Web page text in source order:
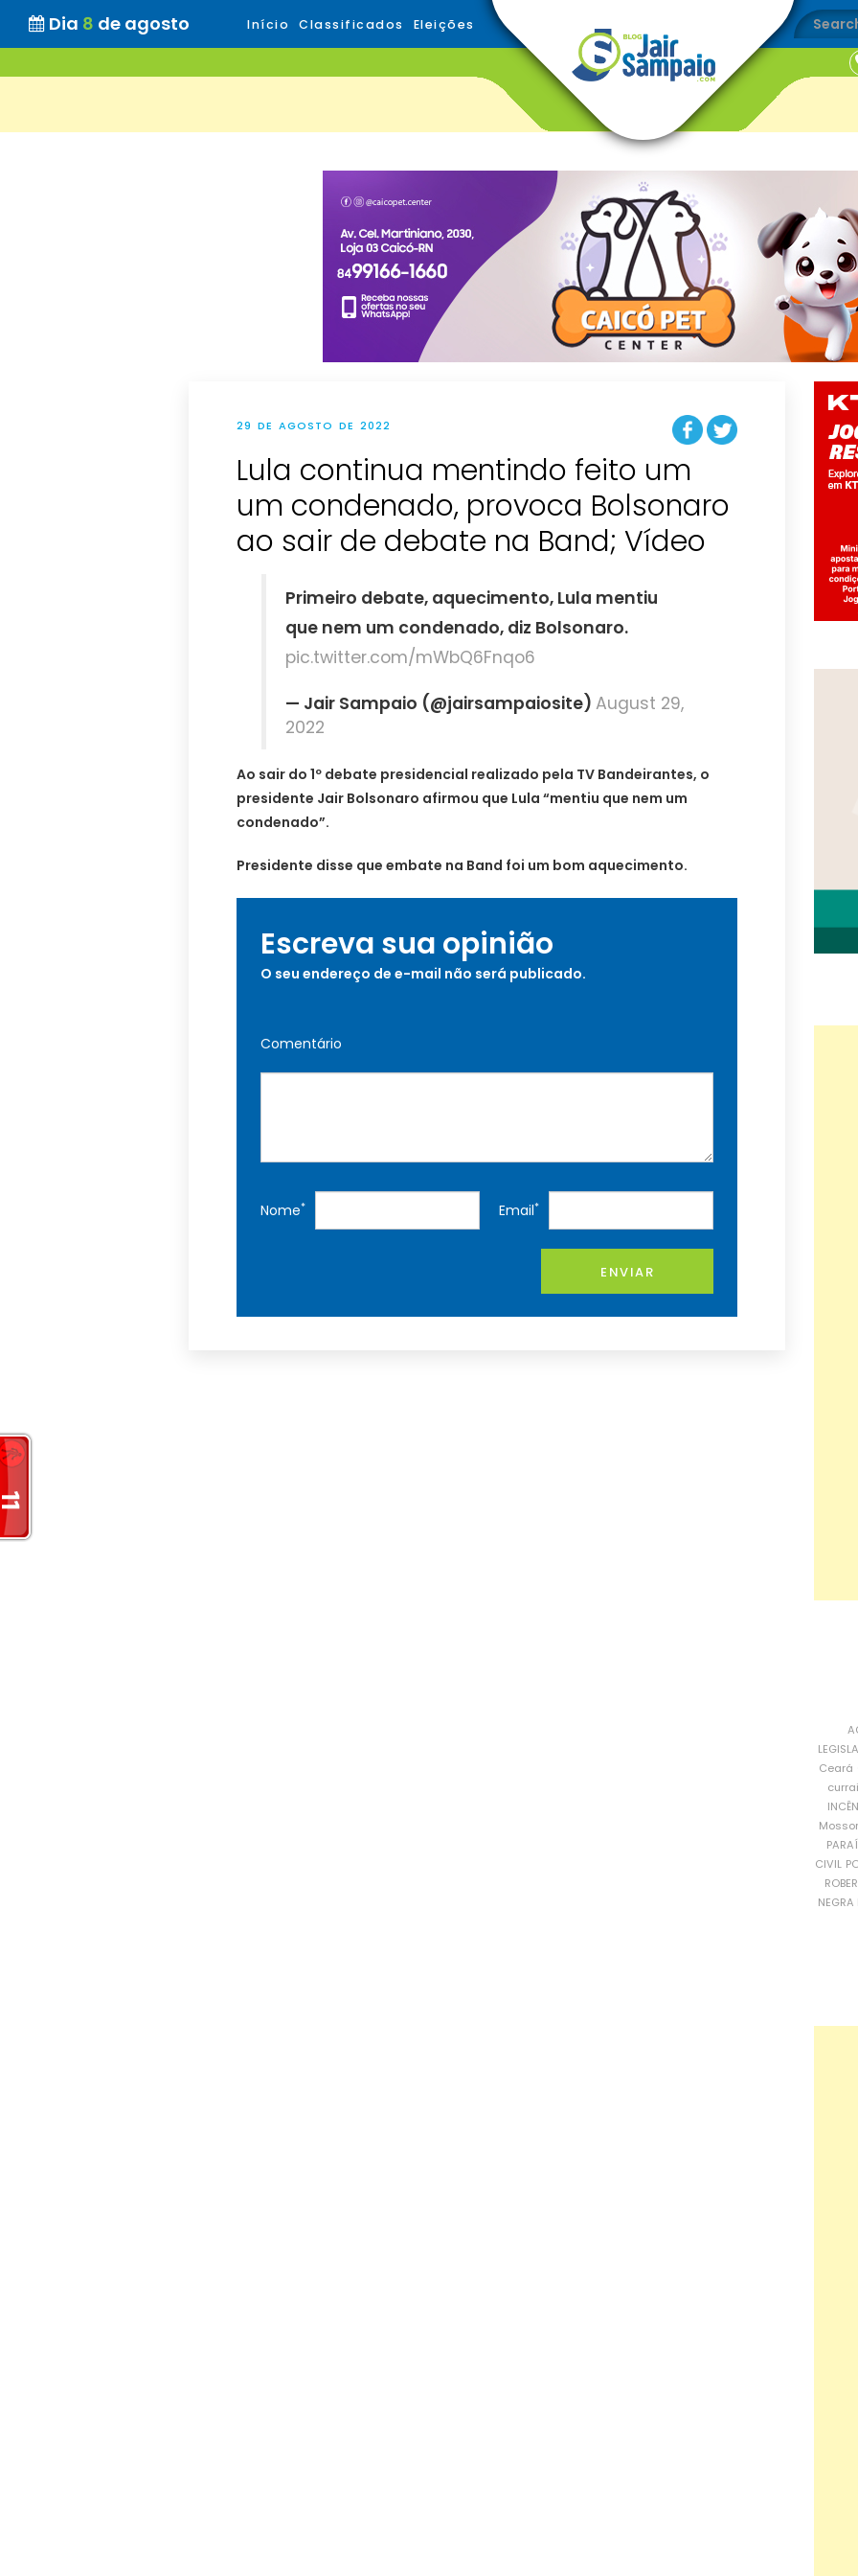
Dia 8 de agosto Início Classificados Eleições
29 DE AGOSTO DE 2022
Lula continua mentindo feito um
um condenado, provoca Bolsonaro
ao sair de debate na Band; Vídeo
Primeiro debate, aquecimento, Lula mentiu
que nem um condenado, diz Bolsonaro.
pic.twitter.com/mWbQ6Fnqo6
— Jair Sampaio (@jairsampaiosite)August 29,
2022
Ao sair do 1º debate presidencial realizado pela TV Bandeirantes, o
presidente Jair Bolsonaro afirmou que Lula “mentiu que nem um
condenado”.
Presidente disse que embate na Band foi um bom aquecimento.
Escreva sua opinião
O seu endereço de e-mail não será publicado.
Comentário
Nome* Email*
ENVIAR
Ceará
CIVIL
NEGRA